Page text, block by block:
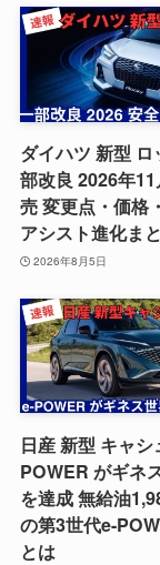
ダイハツ 新型 ロ
部改良 2026年
売 変更点・価格
アシスト進化ま
2026年8月5日
日産 新型 キャシ
POWER がギネ
を達成 無給油
の第3世代e-
とは